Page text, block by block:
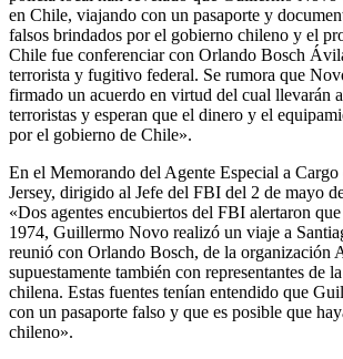
en Chile, viajando con un pasaporte y
falsos brindados por el gobierno chileno y el
Chile fue conferenciar con Orlando Bosch
terrorista y fugitivo federal. Se rumora que
firmado un acuerdo en virtud del cual llevarán
terroristas y esperan que el dinero y el
por el gobierno de Chile».
En el Memorando del Agente Especial a
Jersey, dirigido al Jefe del FBI del 2 de mayo
«Dos agentes encubiertos del FBI alertaron
1974, Guillermo Novo realizó un viaje a
reunió con Orlando Bosch, de la organización
supuestamente también con representantes de
chilena. Estas fuentes tenían entendido que
con un pasaporte falso y que es posible que
chileno».